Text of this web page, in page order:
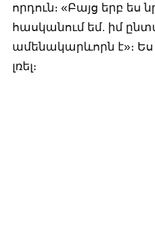
որդուն։ «Բայց երբ ես
հասկանում եմ. իմ
ամենակարևորն է»։ Ես
լռել։